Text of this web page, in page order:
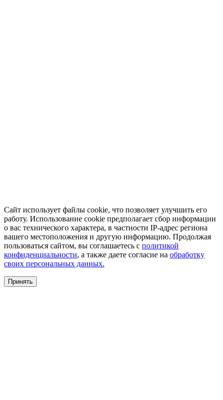
Сайт использует файлы cookie, что позволяет улучшить его
работу. Использование cookie предполагает сбор информации
о вас технического характера, в частности IP-адрес региона
вашего местоположения и другую информацию. Продолжая
пользоваться сайтом, вы соглашаетесь с политикой
конфиденциальности, а также даете согласие на обработку
своих персональных данных.
Принять